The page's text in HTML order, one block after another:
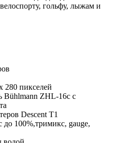
гольфу, лыжам и
280 пикселей
Bühlmann ZHL-16c с
Descent T1
100%,тримикс, gauge,